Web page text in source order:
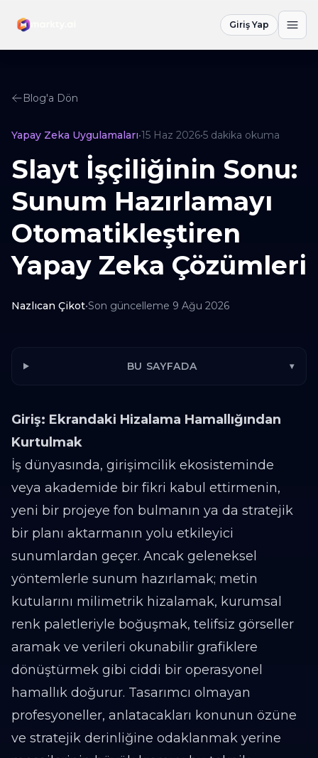
Giriş Yap
Blog'a Dön
Yapay Zeka Uygulamaları•15 Haz 2026•5 dakika okuma
Slayt İşçiliğinin Sonu:
Sunum Hazırlamayı
Otomatikleştiren
Yapay Zeka Çözümleri
Nazlıcan Çikot•Son güncelleme 9 Ağu 2026
BU SAYFADA ▾
Giriş: Ekrandaki Hizalama Hamallığından
Kurtulmak
İş dünyasında, girişimcilik ekosisteminde
veya akademide bir fikri kabul ettirmenin,
yeni bir projeye fon bulmanın ya da stratejik
bir planı aktarmanın yolu etkileyici
sunumlardan geçer. Ancak geleneksel
yöntemlerle sunum hazırlamak; metin
kutularını milimetrik hizalamak, kurumsal
renk paletleriyle boğuşmak, telifsiz görseller
aramak ve verileri okunabilir grafiklere
dönüştürmek gibi ciddi bir operasyonel
hamallık doğurur. Tasarımcı olmayan
profesyoneller, anlatacakları konunun özüne
ve stratejik derinliğine odaklanmak yerine